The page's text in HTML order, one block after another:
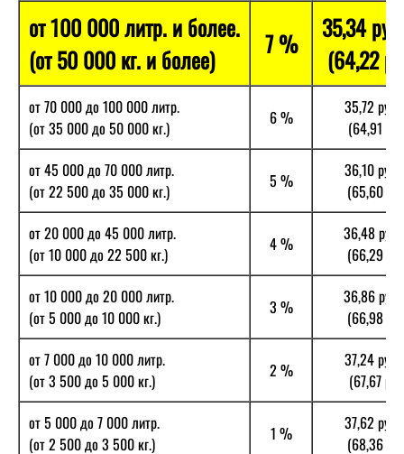
от 100 000 литр. и более.
(от 50 000 кг. и более)
7 %
35,34
(64,22
от 70 000 до 100 000 литр.
(от 35 000 до 50 000 кг.)
6 %
35,72
(64,91
от 45 000 до 70 000 литр.
(от 22 500 до 35 000 кг.)
5 %
36,10
(65,60
от 20 000 до 45 000 литр.
(от 10 000 до 22 500 кг.)
4 %
36,48
(66,29
от 10 000 до 20 000 литр.
(от 5 000 до 10 000 кг.)
3 %
36,86
(66,98
от 7 000 до 10 000 литр.
(от 3 500 до 5 000 кг.)
2 %
37,24
(67,67
от 5 000 до 7 000 литр.
(от 2 500 до 3 500 кг.)
1 %
37,62
(68,36